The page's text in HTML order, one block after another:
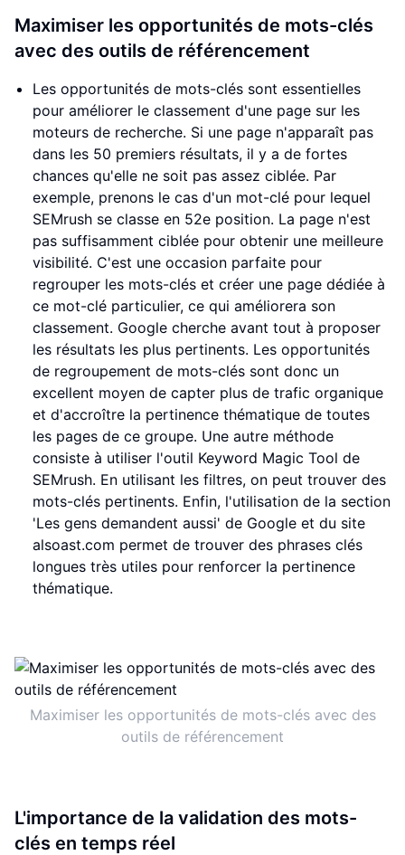
Maximiser les opportunités de mots-clés
avec des outils de référencement
Les opportunités de mots-clés sont essentielles
pour améliorer le classement d'une page sur les
moteurs de recherche. Si une page n'apparaît pas
dans les 50 premiers résultats, il y a de fortes
chances qu'elle ne soit pas assez ciblée. Par
exemple, prenons le cas d'un mot-clé pour lequel
SEMrush se classe en 52e position. La page n'est
pas suffisamment ciblée pour obtenir une meilleure
visibilité. C'est une occasion parfaite pour
regrouper les mots-clés et créer une page dédiée à
ce mot-clé particulier, ce qui améliorera son
classement. Google cherche avant tout à proposer
les résultats les plus pertinents. Les opportunités
de regroupement de mots-clés sont donc un
excellent moyen de capter plus de trafic organique
et d'accroître la pertinence thématique de toutes
les pages de ce groupe. Une autre méthode
consiste à utiliser l'outil Keyword Magic Tool de
SEMrush. En utilisant les filtres, on peut trouver des
mots-clés pertinents. Enfin, l'utilisation de la section
'Les gens demandent aussi' de Google et du site
alsoast.com permet de trouver des phrases clés
longues très utiles pour renforcer la pertinence
thématique.
Maximiser les opportunités de mots-clés avec des
outils de référencement
L'importance de la validation des mots-
clés en temps réel